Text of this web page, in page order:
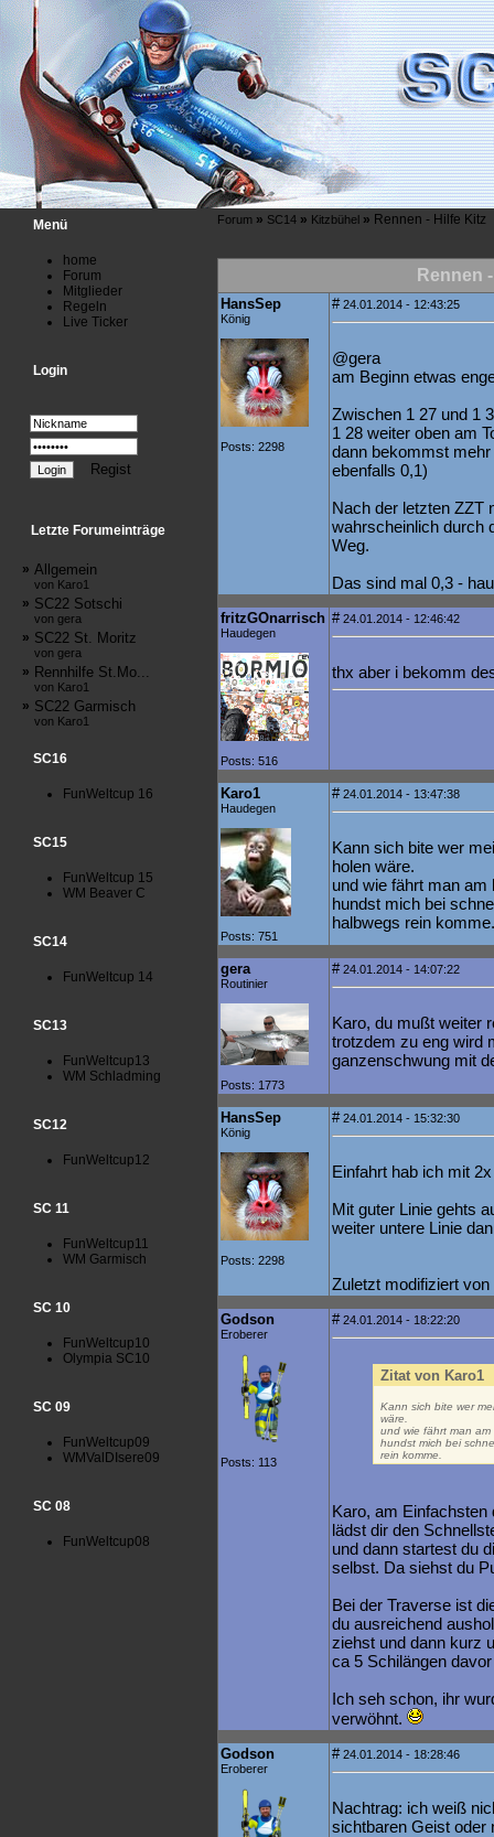
Menü
home
Forum
Mitglieder
Regeln
Live Ticker
Login
Regist
Letzte Forumeinträge
» Allgemein
von Karo1
» SC22 Sotschi
von gera
» SC22 St. Moritz
von gera
» Rennhilfe St.Mo...
von Karo1
» SC22 Garmisch
von Karo1
SC16
FunWeltcup 16
SC15
FunWeltcup 15
WM Beaver C
SC14
FunWeltcup 14
SC13
FunWeltcup13
WM Schladming
SC12
FunWeltcup12
SC 11
FunWeltcup11
WM Garmisch
SC 10
FunWeltcup10
Olympia SC10
SC 09
FunWeltcup09
WMValDIsere09
SC 08
FunWeltcup08
Forum» SC14» Kitzbühel» Rennen - Hilfe Kitz
Rennen
HansSep
König
Posts: 2298
#24.01.2014 - 12:43:25
@gera
am Beginn etwas
Zwischen 1 27 und 1
1 28 weiter oben am
dann bekommst
ebenfalls 0,1)
Nach der letzten ZZT
wahrscheinlich durch
Weg.
Das sind mal 0,3 -
fritzGOnarrisch
Haudegen
Posts: 516
#24.01.2014 - 12:46:42
thx aber i bekomm
Karo1
Haudegen
Posts: 751
#24.01.2014 - 13:47:38
Kann sich bite wer
holen wäre.
und wie fährt man am
hundst mich bei
halbwegs rein komme.
gera
Routinier
Posts: 1773
#24.01.2014 - 14:07:22
Karo, du mußt weiter
trotzdem zu eng wird
ganzenschwung mit
HansSep
König
Posts: 2298
#24.01.2014 - 15:32:30
Einfahrt hab ich mit
Mit guter Linie gehts
weiter untere Linie
Zuletzt modifiziert
Godson
Eroberer
Posts: 113
#24.01.2014 - 18:22:20
Zitat von Karo1
Kann sich bite wer
wäre.
und wie fährt man
hundst mich bei
rein komme.
Karo, am Einfachsten
lädst dir den
und dann startest du
selbst. Da siehst du
Bei der Traverse ist
du ausreichend
ziehst und dann kurz
ca 5 Schilängen
Ich seh schon, ihr
verwöhnt.
Godson
Eroberer
#24.01.2014 - 18:28:46
Nachtrag: ich weiß
sichtbaren Geist oder